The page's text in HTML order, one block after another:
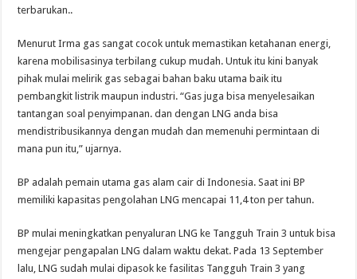
terbarukan..
Menurut Irma gas sangat cocok untuk memastikan ketahanan energi,
karena mobilisasinya terbilang cukup mudah. Untuk itu kini banyak
pihak mulai melirik gas sebagai bahan baku utama baik itu
pembangkit listrik maupun industri. “Gas juga bisa menyelesaikan
tantangan soal penyimpanan. dan dengan LNG anda bisa
mendistribusikannya dengan mudah dan memenuhi permintaan di
mana pun itu,” ujarnya.
BP adalah pemain utama gas alam cair di Indonesia. Saat ini BP
memiliki kapasitas pengolahan LNG mencapai 11,4 ton per tahun.
BP mulai meningkatkan penyaluran LNG ke Tangguh Train 3 untuk bisa
mengejar pengapalan LNG dalam waktu dekat. Pada 13 September
lalu, LNG sudah mulai dipasok ke fasilitas Tangguh Train 3 yang